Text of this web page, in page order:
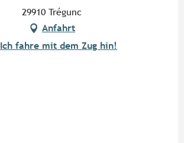
29910 Trégunc
Anfahrt
Ich fahre mit dem Zug hin!